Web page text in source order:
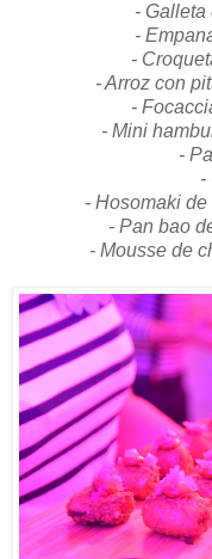
- Galleta
-
-
- Arroz con
-
- Mini
-
-
- Hosomaki
- Pan bao
- Mousse de